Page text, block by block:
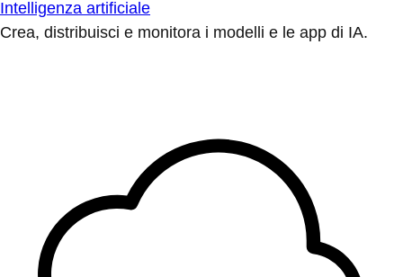
Intelligenza artificiale
Crea, distribuisci e monitora i modelli e le app di IA.